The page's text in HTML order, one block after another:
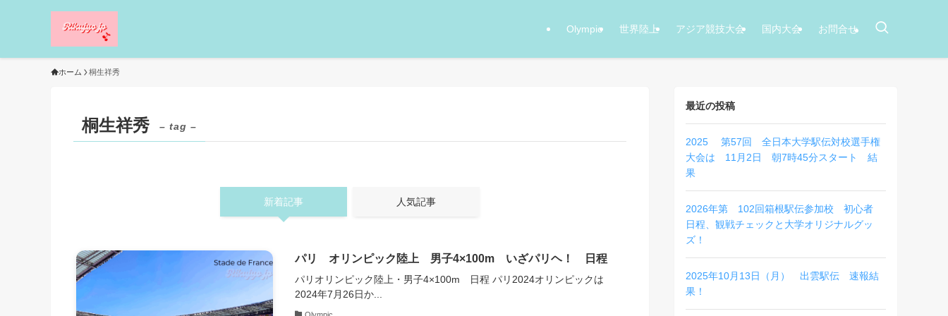
Olympic 世界陸上 アジア競技大会 国内大会 お問合せ
ホーム 桐生祥秀
桐生祥秀 – tag –
新着記事 人気記事
パリ オリンピック陸上 男子4×100m いざパリヘ！ 日程
パリオリンピック陸上・男子4×100m 日程 パリ2024オリンピックは
2024年7月26日か...
最近の投稿
2025 第57回 全日本大学駅伝対校選手権
大会は 11月2日 朝7時45分スタート 結
果
2026年第 102回箱根駅伝参加校 初心者
日程、観戦チェックと大学オリジナルグッ
ズ！
2025年10月13日（月） 出雲駅伝 速報結
果！